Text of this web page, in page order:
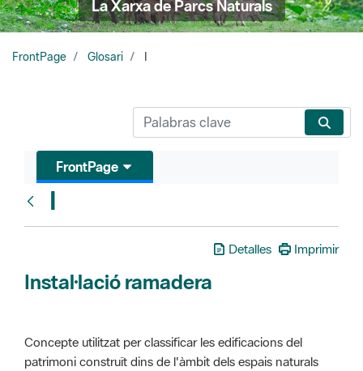
La Xarxa de Parcs Naturals
FrontPage Glosari
FrontPage
I
Detalles Imprimir
Instal·lació ramadera
Concepte utilitzat per classificar les edificacions del
patrimoni construït dins de l'àmbit dels espais naturals